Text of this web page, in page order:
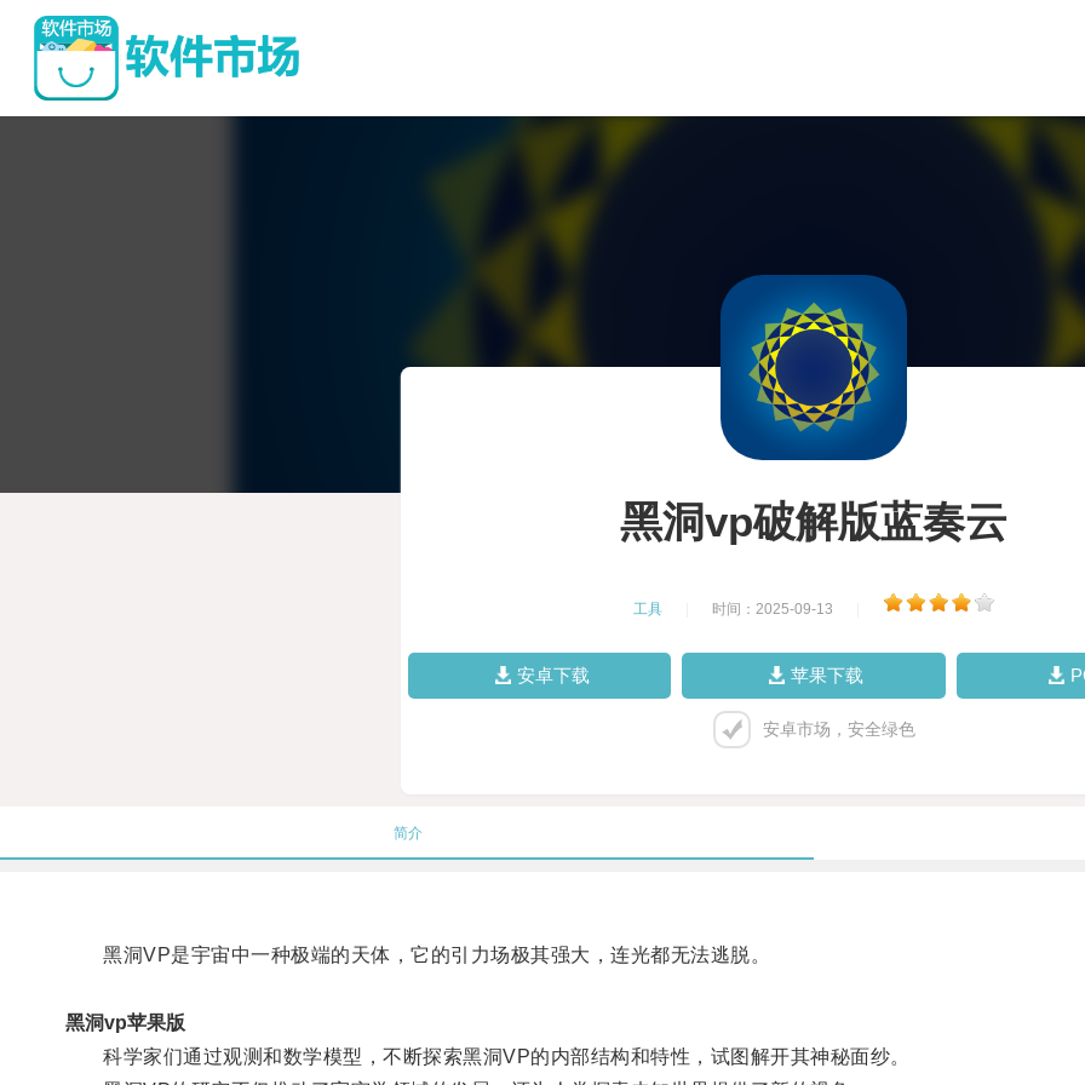
黑洞vp破解版蓝奏云
工具 时间：2025-09-13
安卓下载 苹果下载
安卓市场，安全绿色
简介
黑洞VP是宇宙中一种极端的天体，它的引力场极其强大，连光都无法逃脱。
黑洞vp苹果版
科学家们通过观测和数学模型，不断探索黑洞VP的内部结构和特性，试图解开其神秘面纱。